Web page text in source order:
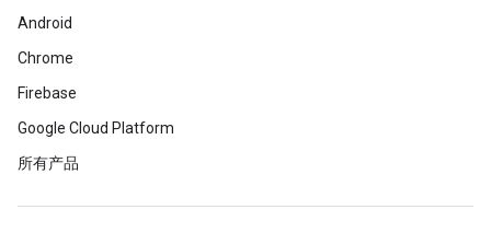
Android
Chrome
Firebase
Google Cloud Platform
所有产品